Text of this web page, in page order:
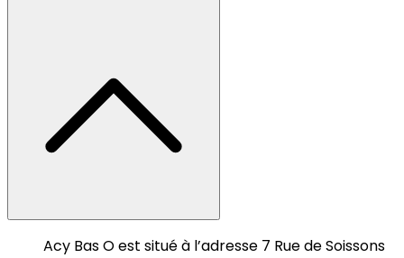
Acy Bas O est situé à l’adresse 7 Rue de Soissons